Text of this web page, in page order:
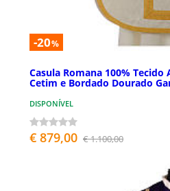
-20%
Casula Romana 100%
Cetim e Bordado Dourado
DISPONÍVEL
€ 879,00 € 1.100,00